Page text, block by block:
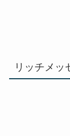
リッチメッ